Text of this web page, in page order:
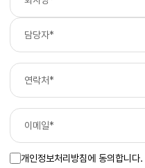
개인정보처리방침에 동의합니다.